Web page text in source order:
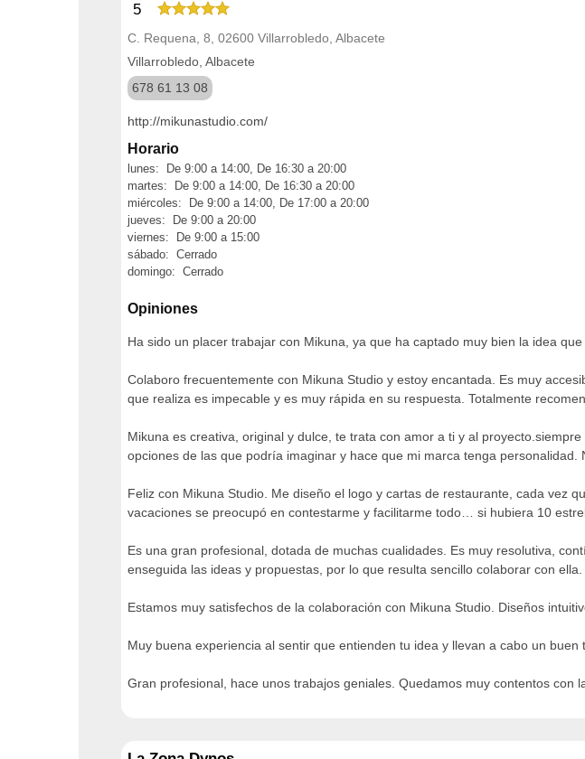
5
C. Requena, 8, 02600 Villarrobledo, Albacete
Villarrobledo, Albacete
678 61 13 08
http://mikunastudio.com/
Horario
lunes: De 9:00 a 14:00, De 16:30 a 20:00
martes: De 9:00 a 14:00, De 16:30 a 20:00
miércoles: De 9:00 a 14:00, De 17:00 a 20:00
jueves: De 9:00 a 20:00
viernes: De 9:00 a 15:00
sábado: Cerrado
domingo: Cerrado
Opiniones
Ha sido un placer trabajar con Mikuna, ya que ha captado muy bien la idea
Colaboro frecuentemente con Mikuna Studio y estoy encantada. Es muy
que realiza es impecable y es muy rápida en su respuesta. Totalmente
Mikuna es creativa, original y dulce, te trata con amor a ti y al
opciones de las que podría imaginar y hace que mi marca tenga
Feliz con Mikuna Studio. Me diseño el logo y cartas de restaurante, cada vez
vacaciones se preocupó en contestarme y facilitarme todo… si hubiera 10
Es una gran profesional, dotada de muchas cualidades. Es muy resolutiva,
enseguida las ideas y propuestas, por lo que resulta sencillo colaborar con ella.
Estamos muy satisfechos de la colaboración con Mikuna Studio. Diseños
Muy buena experiencia al sentir que entienden tu idea y llevan a cabo un buen
Gran profesional, hace unos trabajos geniales. Quedamos muy contentos con